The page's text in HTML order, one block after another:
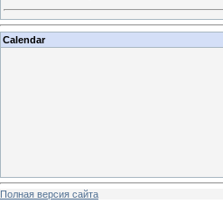
Calendar
Полная версия сайта